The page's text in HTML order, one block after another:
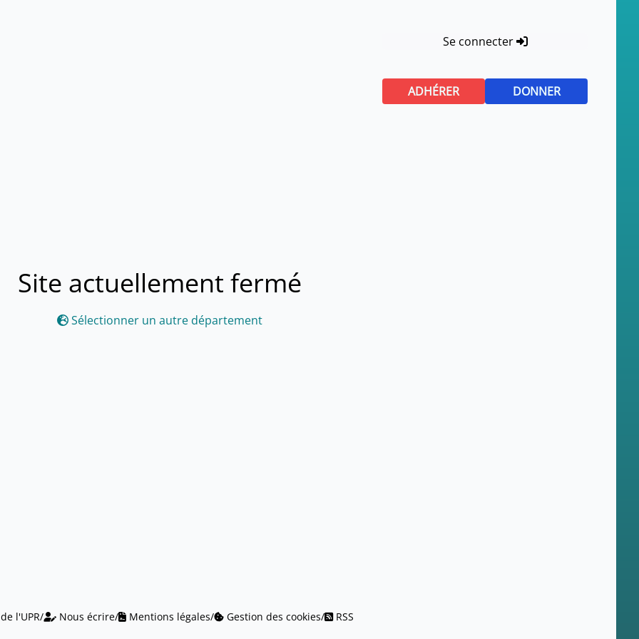
Se connecter
ADHÉRER DONNER
Site actuellement fermé
Sélectionner un autre département
l'UPR/ Nous écrire/ Mentions légales/ Gestion des cookies/ RSS